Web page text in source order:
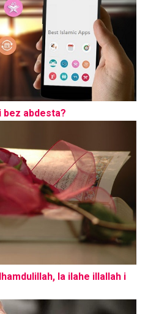
bez abdesta?
la ilahe illallah i